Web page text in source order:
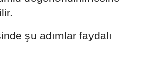
şu adımlar faydalı